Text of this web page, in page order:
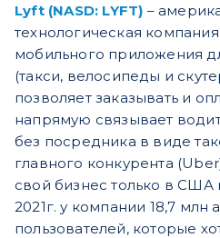
Lyft (NASD: LYFT) –
технологическая
мобильного приложения
(такси, велосипеды и
позволяет заказывать и
напрямую связывает
без посредника в виде
главного конкурента
свой бизнес только в США
2021г. у компании 18,7 млн
пользователей, которые